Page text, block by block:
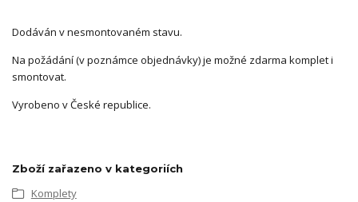
Dodáván v nesmontovaném stavu.
Na požádání (v poznámce objednávky) je možné zdarma komplet i
smontovat.
Vyrobeno v České republice.
Zboží zařazeno v kategoriích
Komplety